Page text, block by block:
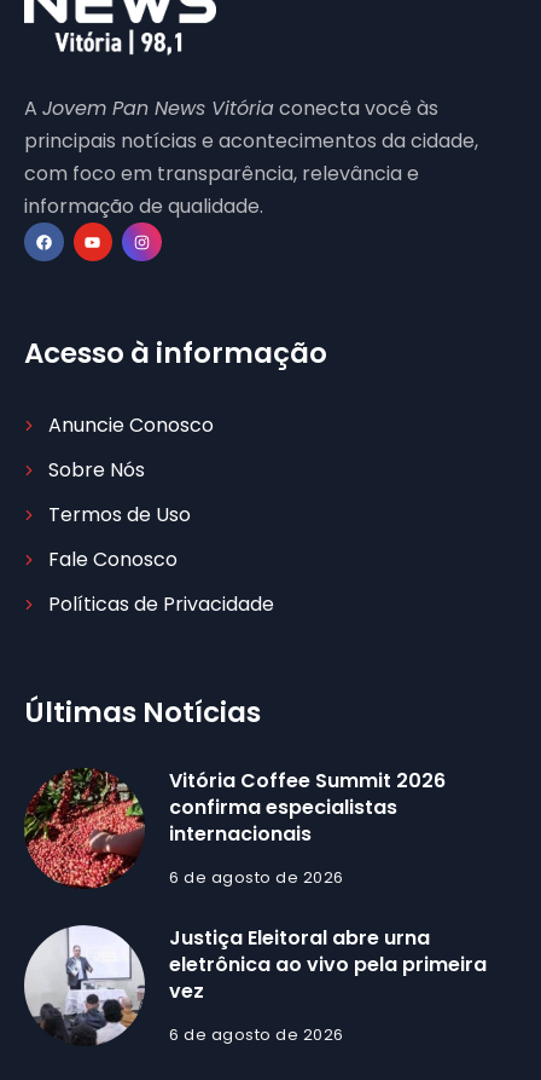
A Jovem Pan News Vitóriaconecta você às
principais notícias e acontecimentos da cidade,
com foco em transparência, relevância e
informação de qualidade.
Acesso à informação
Anuncie Conosco
Sobre Nós
Termos de Uso
Fale Conosco
Políticas de Privacidade
Últimas Notícias
Vitória Coffee Summit 2026
confirma especialistas
internacionais
6 de agosto de 2026
Justiça Eleitoral abre urna
eletrônica ao vivo pela primeira
vez
6 de agosto de 2026